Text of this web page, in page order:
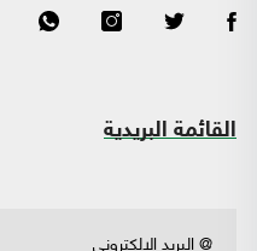
القائمة البريدية